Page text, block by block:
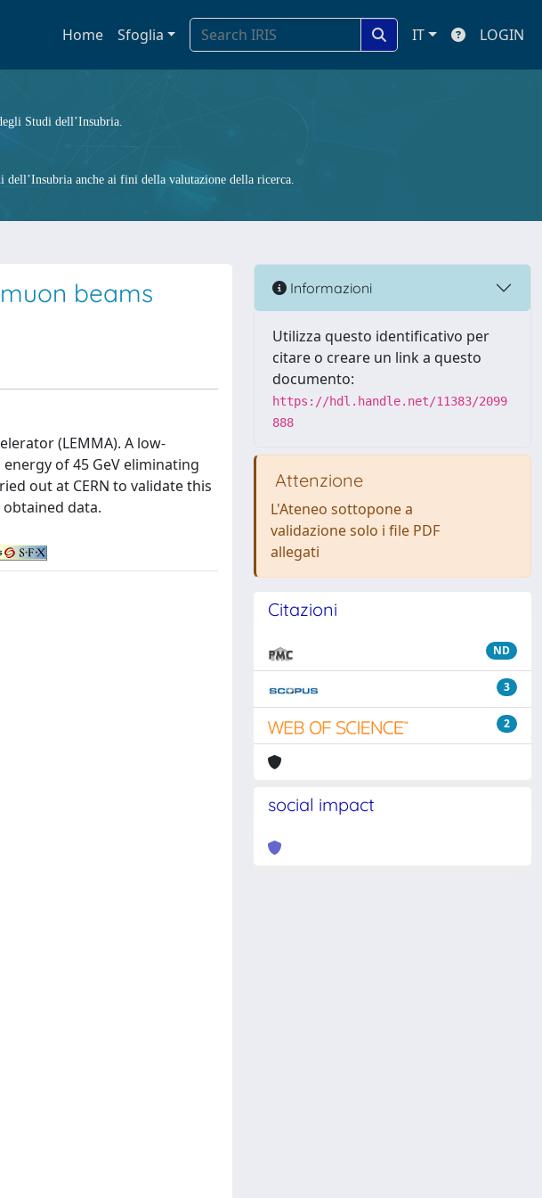
Home Sfoglia IT LOGIN
Studi dell’Insubria.
anche ai fini della valutazione della ricerca.
beams
(LEMMA). A low-
of 45 GeV eliminating
out at CERN to validate this
data.
Informazioni
Utilizza questo identificativo per
citare o creare un link a questo
documento:
https://hdl.handle.net/11383/2099
888
Attenzione
L'Ateneo sottopone a
validazione solo i file PDF
allegati
Citazioni
ND
3
2
social impact